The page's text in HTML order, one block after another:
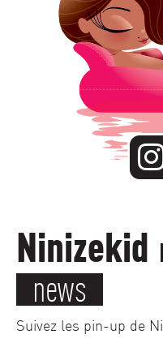
Ninizekid
news
Suivez les pin-up de